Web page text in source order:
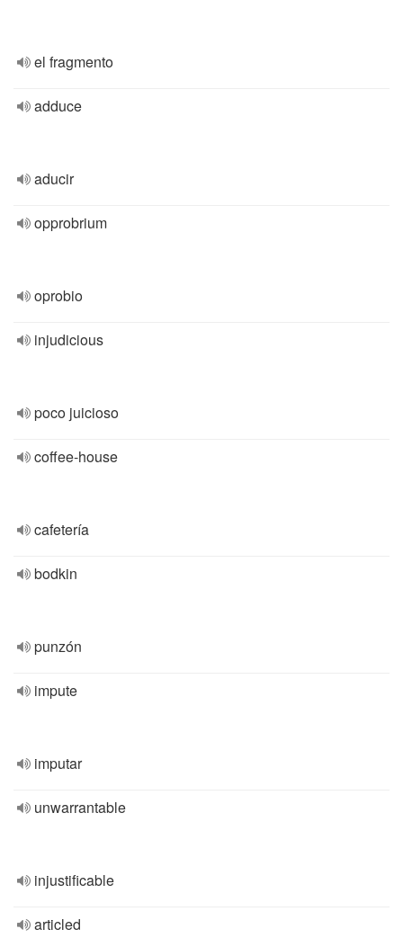
el fragmento
adduce
aducir
opprobrium
oprobio
injudicious
poco juicioso
coffee-house
cafetería
bodkin
punzón
impute
imputar
unwarrantable
injustificable
articled